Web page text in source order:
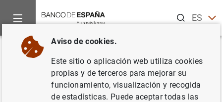
ESEN
Inicio Noticias y eventos
Volver
El BCE sube los tipos 25 puntos
básicos en julio
Aviso de cookies.
Este sitio o aplicación web utiliza cookies
propias y de terceros para mejorar su
funcionamiento, visualización y recogida
de estadísticas. Puede aceptar todas las